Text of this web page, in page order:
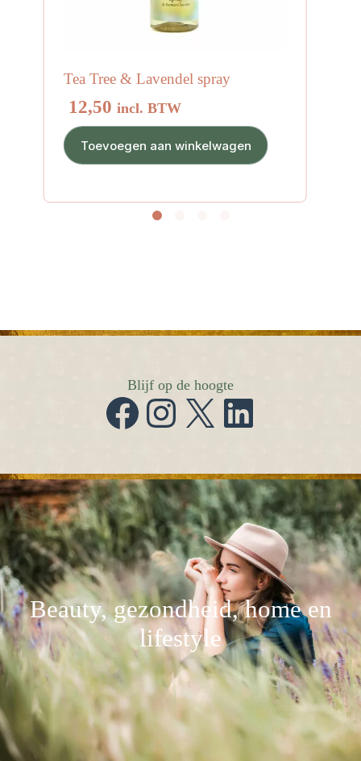
Tea Tree & Lavendel spray
12,50 incl. BTW
Toevoegen aan winkelwagen
Blijf op de hoogte
Facebook
Instagram
X LinkedIn
Beauty, gezondheid, home en
lifestyle